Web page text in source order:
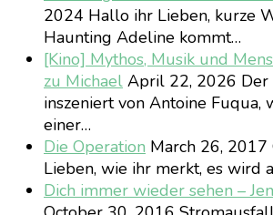
2024 Hallo ihr Lieben, kurze
Haunting Adeline kommt…
[Kino] Mythos, Musik und
zu Michael April 22, 2026 Der
inszeniert von Antoine Fuqua,
einer…
Die Operation March 26, 2017
Lieben, wie ihr merkt, es wird
Dich immer wieder sehen –